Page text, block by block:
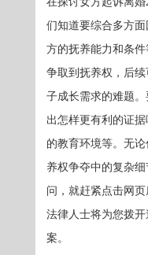
们知道要综合多方
方的抚养能力和条
争取到抚养权，后
子成长需求的难题
出怎样更有利的证
的教育环境等。无
养权争夺中的复杂
问，就赶紧点击网
法律人士将为您拨
案。